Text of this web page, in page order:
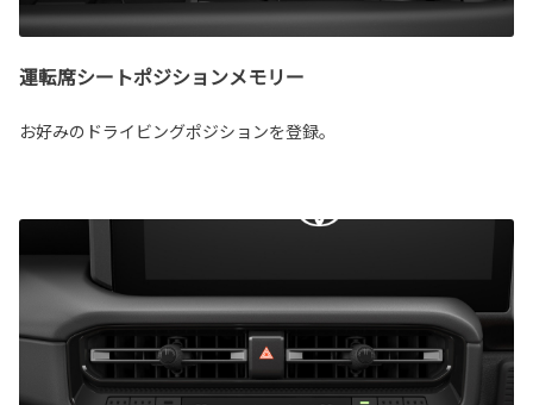
運転席シートポジションメモリー
お好みのドライビングポジションを登録。